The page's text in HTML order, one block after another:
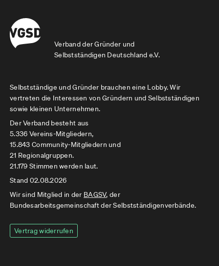
Verband der Gründer und
Selbstständigen Deutschland e.V.
Selbstständige und Gründer brauchen eine Lobby. Wir
vertreten die Interessen von Gründern und Selbstständigen
sowie kleinen Unternehmen.
Der Verband besteht aus
5.336 Vereins-Mitgliedern,
15.843 Community-Mitgliedern und
21 Regionalgruppen.
21.179 Stimmen werden laut.
Stand 02.08.2026
Wir sind Mitglied in der BAGSV, der
Bundesarbeitsgemeinschaft der Selbstständigenverbände.
Vertrag widerrufen